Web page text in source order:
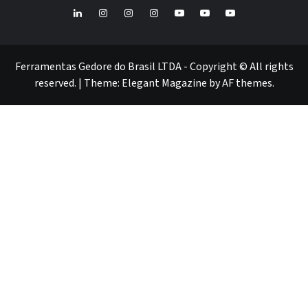
LinkedInInstagramInstagramInstagramYoutubeYoutubeYoutube
Ferramentas Gedore do Brasil LTDA - Copyright © All rights
reserved. | Theme: Elegant Magazine byAF themes.